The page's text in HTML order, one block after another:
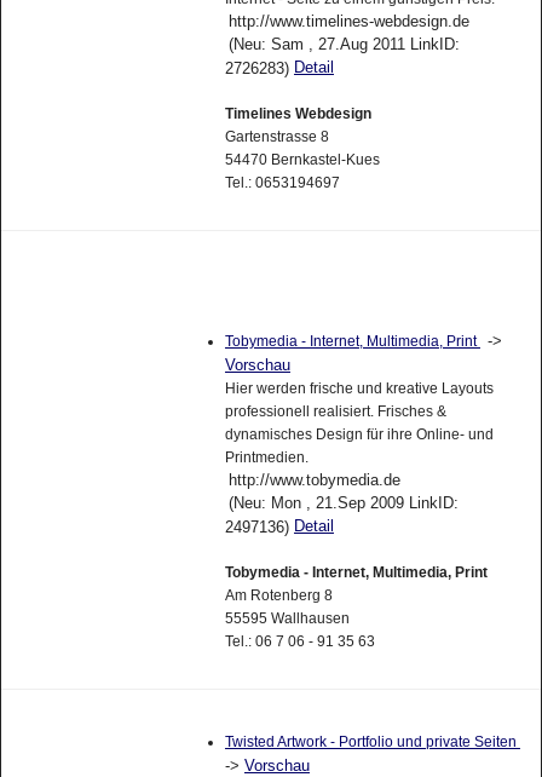
http://www.timelines-webdesign.de
(Neu: Sam , 27.Aug 2011 LinkID:
2726283) Detail
Timelines Webdesign
Gartenstrasse 8
54470 Bernkastel-Kues
Tel.: 0653194697
Tobymedia - Internet, Multimedia, Print ->
Vorschau
Hier werden frische und kreative Layouts
professionell realisiert. Frisches &
dynamisches Design für ihre Online- und
Printmedien.
http://www.tobymedia.de
(Neu: Mon , 21.Sep 2009 LinkID:
2497136) Detail
Tobymedia - Internet, Multimedia, Print
Am Rotenberg 8
55595 Wallhausen
Tel.: 06 7 06 - 91 35 63
Twisted Artwork - Portfolio und private Seiten
-> Vorschau